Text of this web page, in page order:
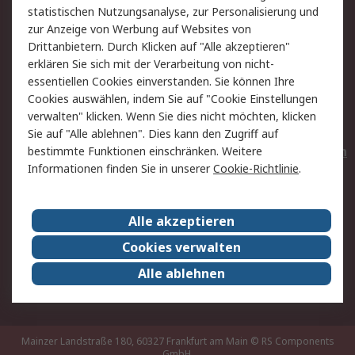
Hilfe
Privatkunden
Rechtliches
AGB
Datenschutz
Cookie-Richtlinie
Zahlungsbedingungen
Copyright/Impressum
Entsorgung
Elektrogeräte/Batterien
RS weltweit
Karriere bei RS
Nachhaltigkeit
Qualität/Umwelt/ZertifikatePresse-Center
Event-Center
Mainzer Landstraße 180, 60327 Frankfurt am Main © RS Components
statistischen Nutzungsanalyse, zur Personalisierung und
zur Anzeige von Werbung auf Websites von
Drittanbietern. Durch Klicken auf "Alle akzeptieren"
erklären Sie sich mit der Verarbeitung von nicht-
essentiellen Cookies einverstanden. Sie können Ihre
Cookies auswählen, indem Sie auf "Cookie Einstellungen
verwalten" klicken. Wenn Sie dies nicht möchten, klicken
Sie auf "Alle ablehnen". Dies kann den Zugriff auf
bestimmte Funktionen einschränken. Weitere
Informationen finden Sie in unsererCookie-Richtlinie.
Alle akzeptieren
Cookies verwalten
Alle ablehnen